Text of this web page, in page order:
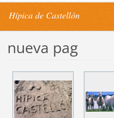
Hípica de Castellón
nueva pag